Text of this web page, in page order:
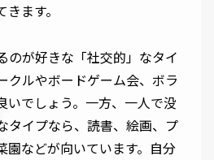
ます。
のが好きな「社交的」なタイ
クルやボードゲーム会、ボラ
いでしょう。一方、一人で没
タイプなら、読書、絵画、プ
園などが向いています。自分